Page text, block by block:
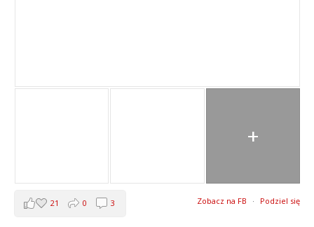
+
Zobacz na FB · Podziel się
21 0 3